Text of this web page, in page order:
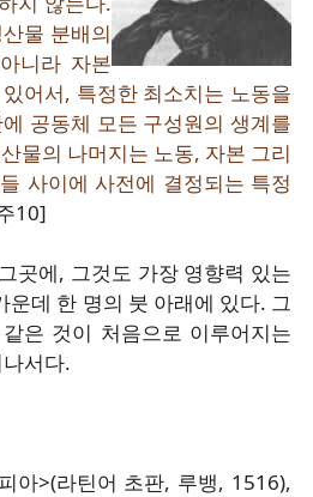
물 분배의
니라 자본
어서, 특정한 최소치는 노동을
공동체 모든 구성원의 생계를
물의 나머지는 노동, 자본 그리
사이에 사전에 결정되는 특정
10]
곳에, 그것도 가장 영향력 있는
운데 한 명의 붓 아래에 있다. 그
은 것이 처음으로 이루어지는
서다.
아>(라틴어 초판, 루뱅, 1516),